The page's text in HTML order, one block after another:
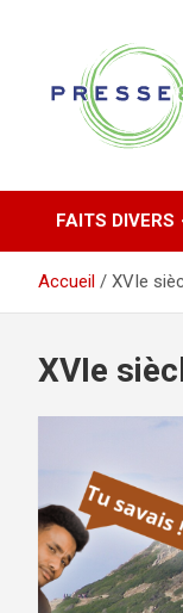
FAITS DIVERS
Accueil XVIe
XVIe